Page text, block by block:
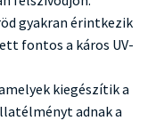
gyakran érintkezik
fontos a káros UV-
kiegészítik a
adnak a